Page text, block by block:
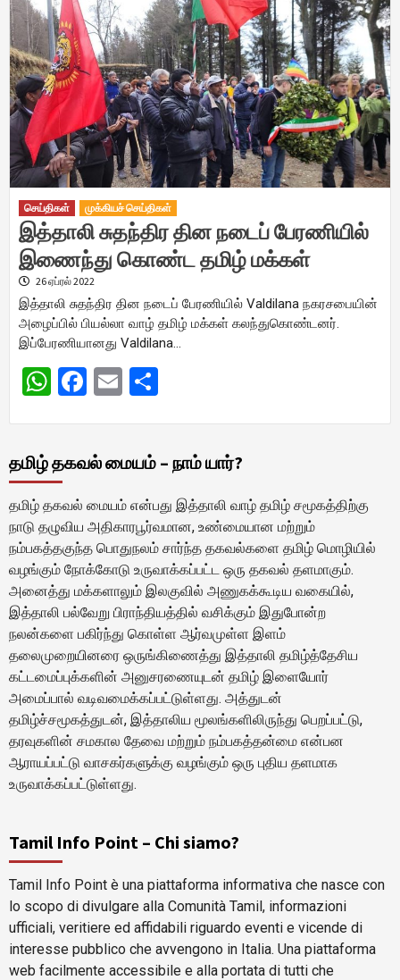
செய்திகள் முக்கியச் செய்திகள்
இத்தாலி சுதந்திர தின நடைப் பேரணியில்
இணைந்து கொண்ட தமிழ் மக்கள்
26 ஏப்ரல் 2022
இத்தாலி சுதந்திர தின நடைப் பேரணியில் Valdilana நகரசபையின்
அழைப்பில் பியல்லா வாழ் தமிழ் மக்கள் கலந்துகொண்டனர்.
இப்பேரணியானது Valdilana…
WhatsApp
Facebook
Email
தமிழ் தகவல் மையம் – நாம் யார்?
தமிழ் தகவல் மையம் என்பது இத்தாலி வாழ் தமிழ் சமூகத்திற்கு
நாடு தழுவிய அதிகாரபூர்வமான, உண்மையான மற்றும்
நம்பகத்தகுந்த பொதுநலம் சார்ந்த தகவல்களை தமிழ் மொழியில்
வழங்கும் நோக்கோடு உருவாக்கப்பட்ட ஒரு தகவல் தளமாகும்.
அனைத்து மக்களாலும் இலகுவில் அணுகக்கூடிய வகையில்,
இத்தாலி பல்வேறு பிராந்தியத்தில் வசிக்கும் இதுபோன்ற
நலன்களை பகிர்ந்து கொள்ள ஆர்வமுள்ள இளம்
தலைமுறையினரை ஒருங்கிணைத்து இத்தாலி தமிழ்த்தேசிய
கட்டமைப்புக்களின் அனுசரணையுடன் தமிழ் இளையோர்
அமைப்பால் வடிவமைக்கப்பட்டுள்ளது. அத்துடன்
தமிழ்ச்சமூகத்துடன், இத்தாலிய மூலங்களிலிருந்து பெறப்பட்டு,
தரவுகளின் சமகால தேவை மற்றும் நம்பகத்தன்மை என்பன
ஆராயப்பட்டு வாசகர்களுக்கு வழங்கும் ஒரு புதிய தளமாக
உருவாக்கப்பட்டுள்ளது.
Tamil Info Point – Chi siamo?
Tamil Info Point è una piattaforma informativa che nasce con
lo scopo di divulgare alla Comunità Tamil, informazioni
ufficiali, veritiere ed affidabili riguardo eventi e vicende di
interesse pubblico che avvengono in Italia. Una piattaforma
web facilmente accessibile e alla portata di tutti che